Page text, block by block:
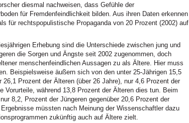
diesmal nachweisen, dass Gefühle der
für Fremdenfeindlichkeit bilden. Aus ihren Daten erkennen
für rechtspopulistische Propaganda von 20 Prozent (2002) auf
Erhebung sind die Unterschiede zwischen jung und
die Sorgen und Ängste seit 2002 zugenommen, doch
menschenfeindlichen Aussagen zu als Ältere. Hier muss
Beispielsweise äußern sich von den unter 25-Jährigen 15,5
26,1 Prozent der Älteren (über 26 Jahre), nur 4,6 Prozent der
Vorurteile, während 13,8 Prozent der Älteren dies tun. Beim
8,2, Prozent der Jüngeren gegenüber 20,6 Prozent der
müssten nach Meinung der Wissenschaftler dazu
zukünftig auch auf Ältere zielt.